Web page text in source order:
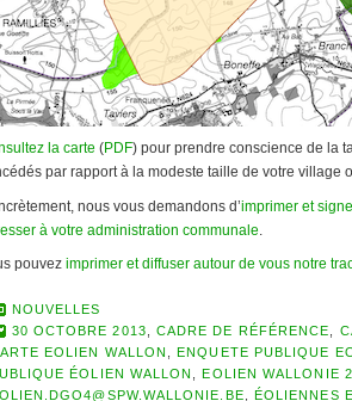
la carte (PDF) pour prendre conscience de la
par rapport à la modeste taille de votre village
nous vous demandons d’imprimer et
à votre administration communale
pouvez imprimer et diffuser autour de vous notre
NOUVELLES
30 OCTOBRE 2013
CADRE DE RÉFÉRENCE
EOLIEN WALLON
ENQUETE PUBLIQUE
ÉOLIEN WALLON
EOLIEN WALLONIE
ÉOLIENNES